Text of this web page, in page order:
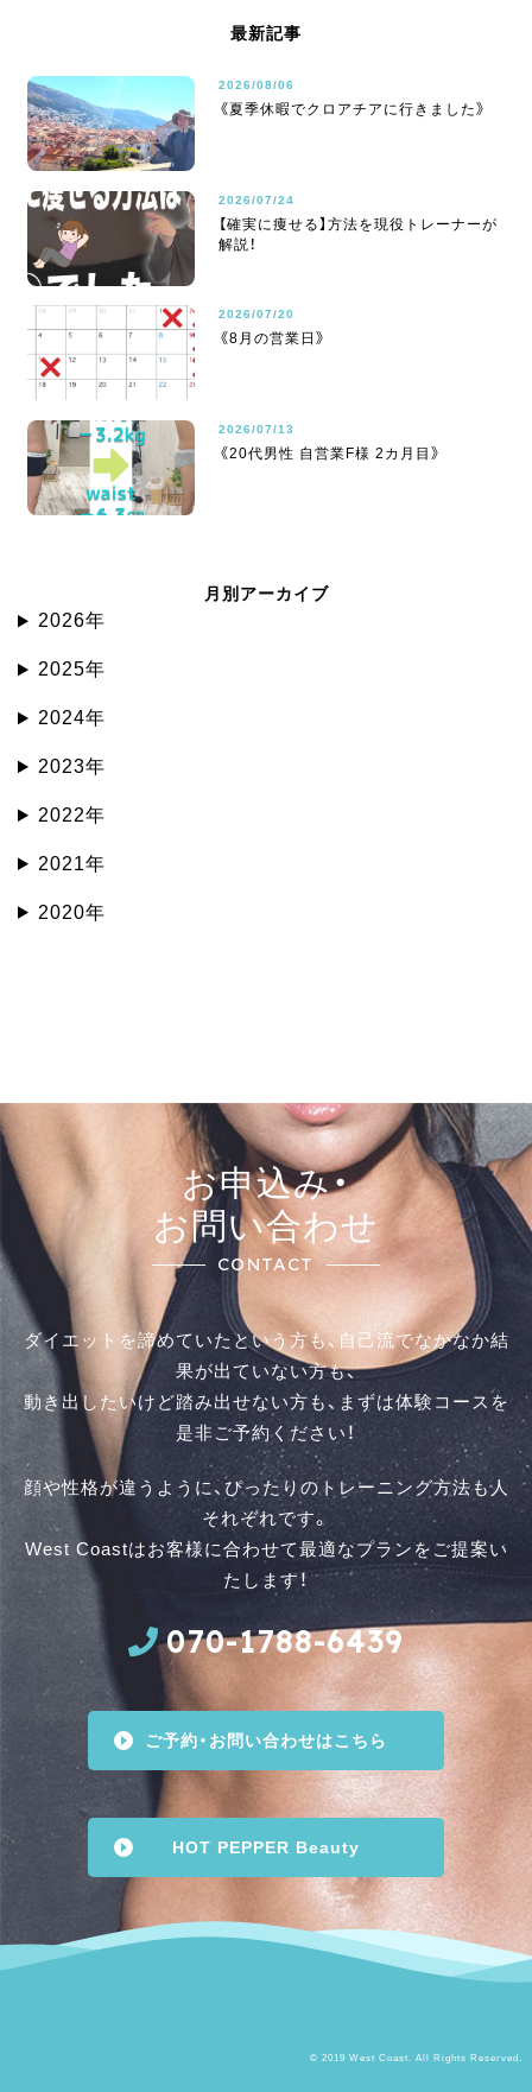
最新記事
2026/08/06
《夏季休暇でクロアチアに行きました》
2026/07/24
【確実に痩せる】方法を現役トレーナーが
解説！
2026/07/20
《8月の営業日》
2026/07/13
《20代男性 自営業F様 2カ月目》
月別アーカイブ
2026年
2025年
2024年
2023年
2022年
2021年
2020年
お申込み・
お問い合わせ
CONTACT
ダイエットを諦めていたという方も、自己流でなかなか結
果が出ていない方も、
動き出したいけど踏み出せない方も、まずは体験コースを
是⾮ご予約ください！
顔や性格が違うように、ぴったりのトレーニング方法も人
それぞれです。
West Coastはお客様に合わせて最適なプランをご提案い
たします！
070-1788-6439
ご予約・お問い合わせはこちら
HOT PEPPER Beauty
© 2019 West Coast. All Rights Reserved.